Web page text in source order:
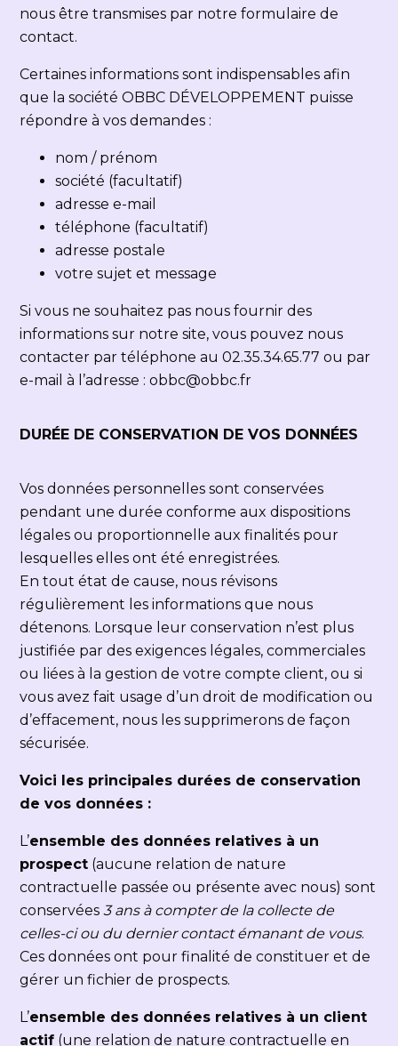
nous être transmises par notre formulaire de
contact.
Certaines informations sont indispensables afin
que la société OBBC DÉVELOPPEMENT puisse
répondre à vos demandes :
nom / prénom
société (facultatif)
adresse e-mail
téléphone (facultatif)
adresse postale
votre sujet et message
Si vous ne souhaitez pas nous fournir des
informations sur notre site, vous pouvez nous
contacter par téléphone au02.35.34.65.77 ou par
e-mail à l’adresse :obbc@obbc.fr
DURÉE DE CONSERVATION DE VOS DONNÉES
Vos données personnelles sont conservées
pendant une durée conforme aux dispositions
légales ou proportionnelle aux finalités pour
lesquelles elles ont été enregistrées.
En tout état de cause, nous révisons
régulièrement les informations que nous
détenons. Lorsque leur conservation n’est plus
justifiée par des exigences légales, commerciales
ou liées à la gestion de votre compte client, ou si
vous avez fait usage d’un droit de modification ou
d’effacement, nous les supprimerons de façon
sécurisée.
Voici les principales durées de conservation
de vos données :
L’ensemble des données relatives à un
prospect (aucune relation de nature
contractuelle passée ou présente avec nous) sont
conservées3 ans à compter de la collecte de
celles-ci ou du dernier contact émanant de vous.
Ces données ont pour finalité de constituer et de
gérer un fichier de prospects.
L’ensemble des données relatives à un client
actif (une relation de nature contractuelle en